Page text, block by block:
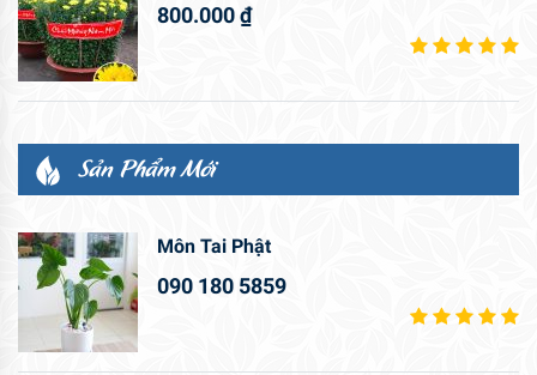
800.000₫
Sản Phẩm Mới
Môn Tai Phật
090 180 5859